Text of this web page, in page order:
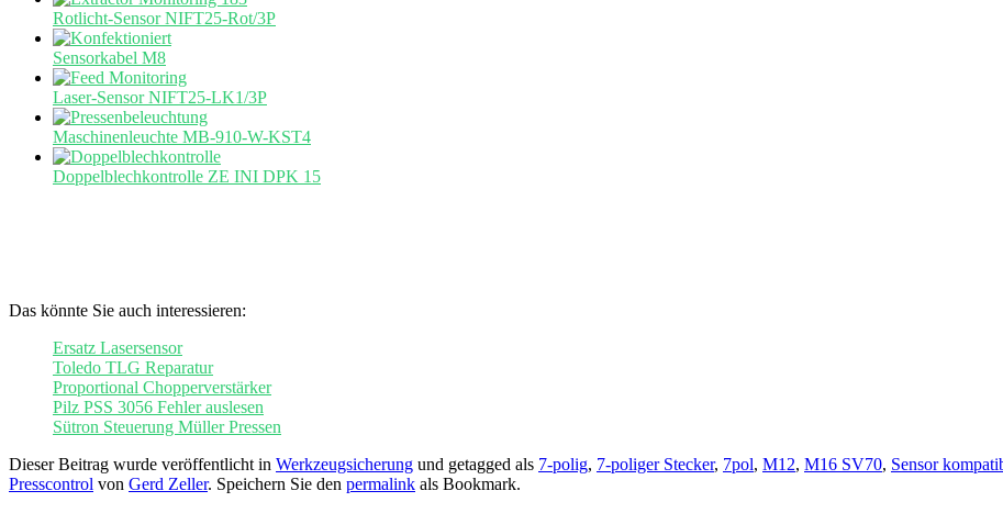
Rotlicht-Sensor NIFT25-Rot/3P
Sensorkabel M8
Laser-Sensor NIFT25-LK1/3P
Maschinenleuchte MB-910-W-KST4
Doppelblechkontrolle ZE INI DPK 15
Das könnte Sie auch interessieren:
Ersatz Lasersensor
Toledo TLG Reparatur
Proportional Chopperverstärker
Pilz PSS 3056 Fehler auslesen
Sütron Steuerung Müller Pressen
Dieser Beitrag wurde veröffentlicht in Werkzeugsicherung und getagged als 7-polig, 7-poliger Stecker, 7pol, M12, M16 SV70, Sensor
Presscontrol von Gerd Zeller. Speichern Sie den permalink als Bookmark.